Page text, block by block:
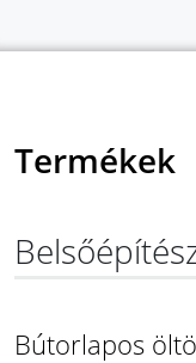
Termékek
Bútorlapos